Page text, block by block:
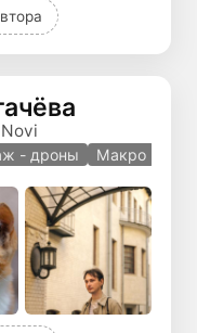
- дроны Макро